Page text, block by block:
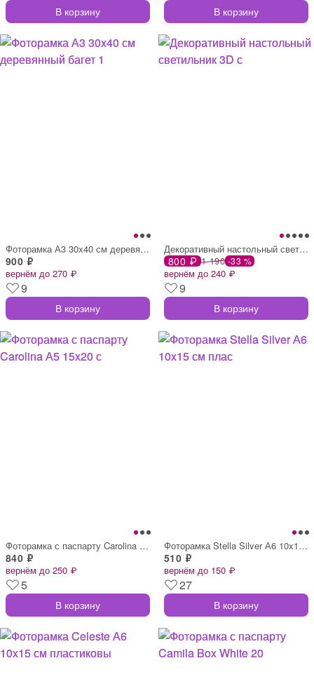
В корзину В корзину
Фоторамка А3 30x40 см деревянный багет 1
900 ₽
вернём до 270 ₽
9
В корзину
Декоративный настольный светильник 3D с
800 ₽ 1 190 -33 %
вернём до 240 ₽
9
В корзину
Фоторамка с паспарту Carolina А5 15x20 с
840 ₽
вернём до 250 ₽
5
В корзину
Фоторамка Stella Silver А6 10x15 см плас
510 ₽
вернём до 150 ₽
27
В корзину